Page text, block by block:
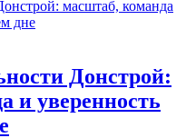
Донстрой:
и уверенность